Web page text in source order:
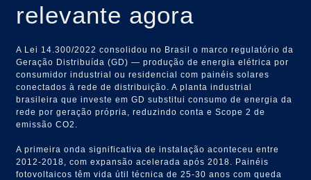
relevante agora
A Lei 14.300/2022 consolidou no Brasil o marco regulatório da
Geração Distribuída (GD) — produção de energia elétrica por
consumidor industrial ou residencial com painéis solares
conectados à rede de distribuição. A planta industrial
brasileira que investe em GD substitui consumo de energia da
rede por geração própria, reduzindo conta e Scope 2 de
emissão CO2.
A primeira onda significativa de instalação aconteceu entre
2012-2018, com expansão acelerada após 2018. Painéis
fotovoltaicos têm vida útil técnica de 25-30 anos com queda